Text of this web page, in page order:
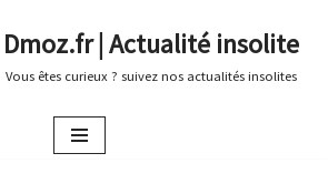
Dmoz.fr | Actualité insolite
Vous êtes curieux ? suivez nos actualités insolites